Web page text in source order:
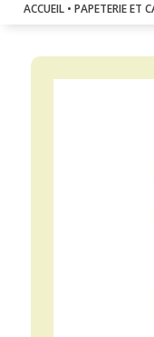
ACCUEIL • PAPETERIE ET